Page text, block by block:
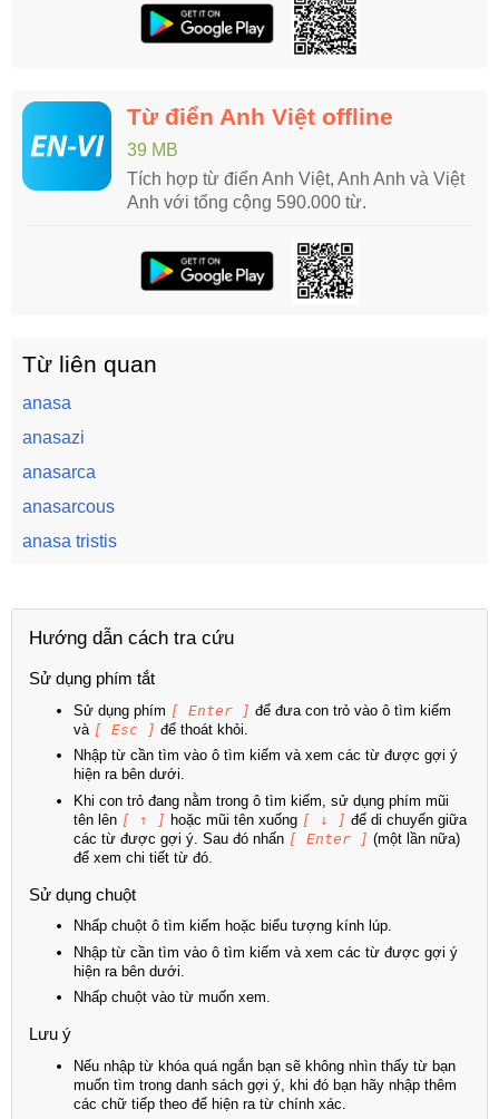
Từ điển Anh Việt offline
39 MB
Tích hợp từ điển Anh Việt, Anh Anh và Việt
Anh với tổng cộng 590.000 từ.
Từ liên quan
anasa
anasazi
anasarca
anasarcous
anasa tristis
Hướng dẫn cách tra cứu
Sử dụng phím tắt
Sử dụng phím [ Enter ] để đưa con trỏ vào ô tìm kiếm
và [ Esc ] để thoát khỏi.
Nhập từ cần tìm vào ô tìm kiếm và xem các từ được gợi ý
hiện ra bên dưới.
Khi con trỏ đang nằm trong ô tìm kiếm, sử dụng phím mũi
tên lên [ ↑ ] hoặc mũi tên xuống [ ↓ ] để di chuyển giữa
các từ được gợi ý. Sau đó nhấn [ Enter ] (một lần nữa)
để xem chi tiết từ đó.
Sử dụng chuột
Nhấp chuột ô tìm kiếm hoặc biểu tượng kính lúp.
Nhập từ cần tìm vào ô tìm kiếm và xem các từ được gợi ý
hiện ra bên dưới.
Nhấp chuột vào từ muốn xem.
Lưu ý
Nếu nhập từ khóa quá ngắn bạn sẽ không nhìn thấy từ bạn
muốn tìm trong danh sách gợi ý, khi đó bạn hãy nhập thêm
các chữ tiếp theo để hiện ra từ chính xác.